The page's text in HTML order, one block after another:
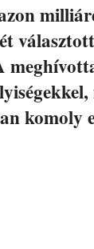
komoly